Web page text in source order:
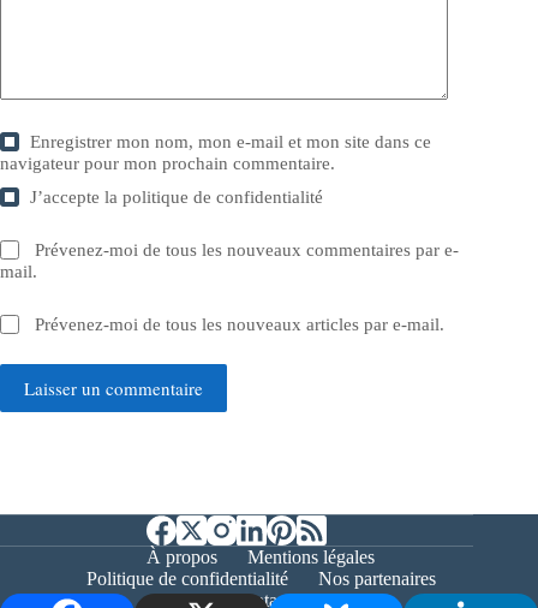
Enregistrer mon nom, mon e-mail et mon site dans ce
navigateur pour mon prochain commentaire.
J’accepte lapolitique de confidentialité
Prévenez-moi de tous les nouveaux commentaires par e-
mail.
Prévenez-moi de tous les nouveaux articles par e-mail.
Laisser un commentaire
À propos
Mentions légales
Politique de confidentialité
Nos partenaires
Contact